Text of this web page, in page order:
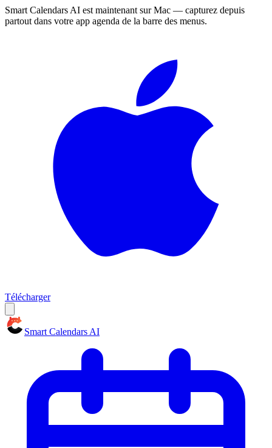
Smart Calendars AI est maintenant sur Mac — capturez depuis
partout dans votre app agenda de la barre des menus.
Télécharger
Smart Calendars AI